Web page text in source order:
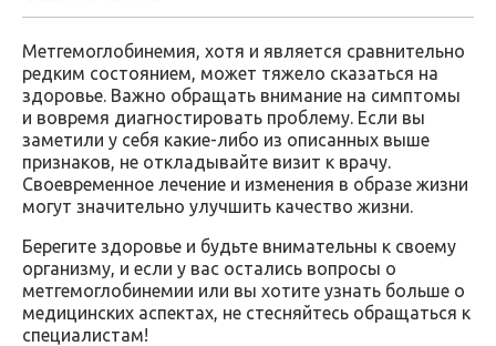
Метгемоглобинемия, хотя и является сравнительно
редким состоянием, может тяжело сказаться на
здоровье. Важно обращать внимание на симптомы
и вовремя диагностировать проблему. Если вы
заметили у себя какие-либо из описанных выше
признаков, не откладывайте визит к врачу.
Своевременное лечение и изменения в образе жизни
могут значительно улучшить качество жизни.
Берегите здоровье и будьте внимательны к своему
организму, и если у вас остались вопросы о
метгемоглобинемии или вы хотите узнать больше о
медицинских аспектах, не стесняйтесь обращаться к
специалистам!